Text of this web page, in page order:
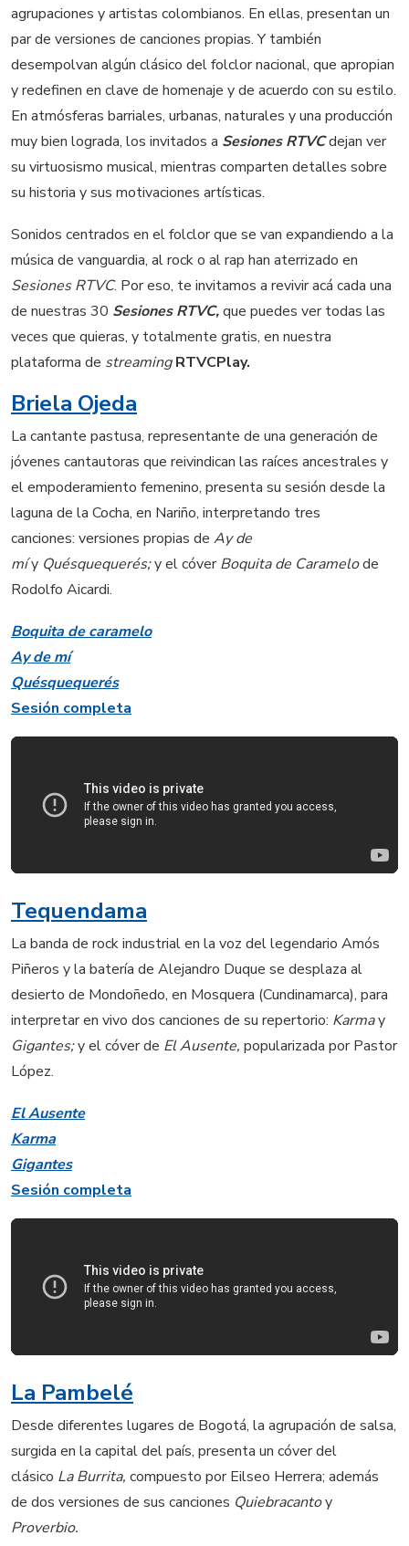
agrupaciones y artistas colombianos. En ellas, presentan un
par de versiones de canciones propias. Y también
desempolvan algún clásico del folclor nacional, que apropian
y redefinen en clave de homenaje y de acuerdo con su estilo.
En atmósferas barriales, urbanas, naturales y una producción
muy bien lograda, los invitados a Sesiones RTVCdejan ver
su virtuosismo musical, mientras comparten detalles sobre
su historia y sus motivaciones artísticas.
Sonidos centrados en el folclor que se van expandiendo a la
música de vanguardia, al rock o al rap han aterrizado en
Sesiones RTVC. Por eso, te invitamos a revivir acá cada una
de nuestras 30 Sesiones RTVC,que puedes ver todas las
veces que quieras, y totalmente gratis, en nuestra
plataforma de streaming RTVCPlay.
Briela Ojeda
La cantante pastusa, representante de una generación de
jóvenes cantautoras que reivindican las raíces ancestrales y
el empoderamiento femenino, presenta su sesión desde la
laguna de la Cocha, en Nariño, interpretando tres
canciones: versiones propias de Ay de
míy Quésquequerés;y el cóverBoquita de Caramelode
Rodolfo Aicardi.
Boquita de caramelo
Ay de mí
Quésquequerés
Sesión completa
Tequendama
La banda de rock industrial en la voz del legendario Amós
Piñeros y la batería de Alejandro Duque se desplaza al
desierto de Mondoñedo, en Mosquera (Cundinamarca), para
interpretar en vivo dos canciones de su repertorio: Karmay
Gigantes;y el cóver de El Ausente, popularizada por Pastor
López.
El Ausente
Karma
Gigantes
Sesión completa
La Pambelé
Desde diferentes lugares de Bogotá, la agrupación de salsa,
surgida en la capital del país, presenta un cóver del
clásico La Burrita, compuesto por Eilseo Herrera; además
de dos versiones de sus canciones Quiebracantoy
Proverbio.